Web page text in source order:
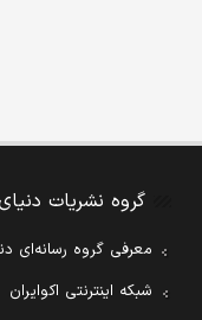
گروه نشریات
معرفی گروه رسانه‌ای
شبکه اینترنتی اکوایران